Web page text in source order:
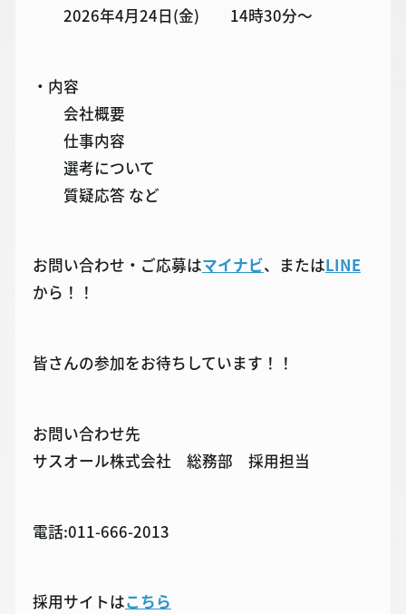
2026年4月24日(金) 14時30分～
・内容
会社概要
仕事内容
選考について
質疑応答 など
お問い合わせ・ご応募はマイナビ、またはLINE
から！！
皆さんの参加をお待ちしています！！
お問い合わせ先
サスオール株式会社 総務部 採用担当
電話:011-666-2013
採用サイトはこちら